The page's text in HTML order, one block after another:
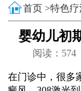
首页 >特色疗
婴幼儿初
阅读： 574
在门诊中，很多